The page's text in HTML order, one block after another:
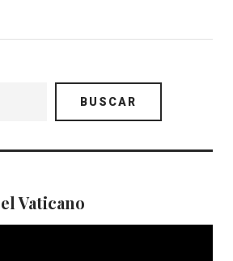
BUSCAR
Vaticano